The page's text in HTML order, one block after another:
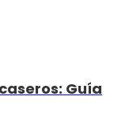
Guía